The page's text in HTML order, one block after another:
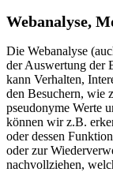
Webanalyse,
Die Webanalyse
der Auswertung der
kann Verhalten,
den Besuchern, wie
pseudonyme Werte
können wir z.B.
oder dessen
oder zur
nachvollziehen,